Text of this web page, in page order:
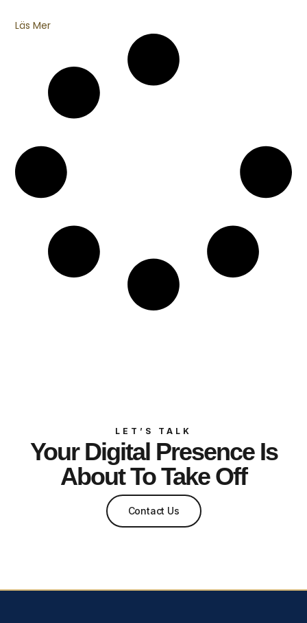
Läs Mer
LET’S TALK
Your Digital Presence Is
About To Take Off
Contact Us